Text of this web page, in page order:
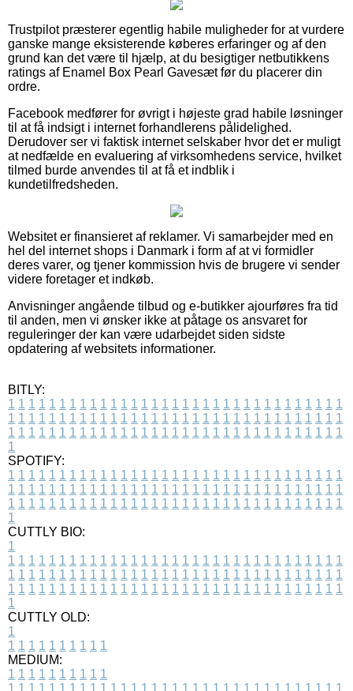
Trustpilot præsterer egentlig habile muligheder for at vurdere
ganske mange eksisterende køberes erfaringer og af den
grund kan det være til hjælp, at du besigtiger netbutikkens
ratings af Enamel Box Pearl Gavesæt før du placerer din
ordre.
Facebook medfører for øvrigt i højeste grad habile løsninger
til at få indsigt i internet forhandlerens pålidelighed.
Derudover ser vi faktisk internet selskaber hvor det er muligt
at nedfælde en evaluering af virksomhedens service, hvilket
tilmed burde anvendes til at få et indblik i
kundetilfredsheden.
Websitet er finansieret af reklamer. Vi samarbejder med en
hel del internet shops i Danmark i form af at vi formidler
deres varer, og tjener kommission hvis de brugere vi sender
videre foretager et indkøb.
Anvisninger angående tilbud og e-butikker ajourføres fra tid
til anden, men vi ønsker ikke at påtage os ansvaret for
reguleringer der kan være udarbejdet siden sidste
opdatering af websitets informationer.
BITLY:
1 1 1 1 1 1 1 1 1 1 1 1 1 1 1 1 1 1 1 1 1 1 1 1 1 1 1 1 1 1 1 1 1
1 1 1 1 1 1 1 1 1 1 1 1 1 1 1 1 1 1 1 1 1 1 1 1 1 1 1 1 1 1 1 1 1
1 1 1 1 1 1 1 1 1 1 1 1 1 1 1 1 1 1 1 1 1 1 1 1 1 1 1 1 1 1 1 1 1
1
SPOTIFY:
1 1 1 1 1 1 1 1 1 1 1 1 1 1 1 1 1 1 1 1 1 1 1 1 1 1 1 1 1 1 1 1 1
1 1 1 1 1 1 1 1 1 1 1 1 1 1 1 1 1 1 1 1 1 1 1 1 1 1 1 1 1 1 1 1 1
1 1 1 1 1 1 1 1 1 1 1 1 1 1 1 1 1 1 1 1 1 1 1 1 1 1 1 1 1 1 1 1 1
1
CUTTLY BIO:
1
1 1 1 1 1 1 1 1 1 1 1 1 1 1 1 1 1 1 1 1 1 1 1 1 1 1 1 1 1 1 1 1 1
1 1 1 1 1 1 1 1 1 1 1 1 1 1 1 1 1 1 1 1 1 1 1 1 1 1 1 1 1 1 1 1 1
1 1 1 1 1 1 1 1 1 1 1 1 1 1 1 1 1 1 1 1 1 1 1 1 1 1 1 1 1 1 1 1 1
1
CUTTLY OLD:
1
1 1 1 1 1 1 1 1 1 1
MEDIUM:
1 1 1 1 1 1 1 1 1 1
1 1 1 1 1 1 1 1 1 1 1 1 1 1 1 1 1 1 1 1 1 1 1 1 1 1 1 1 1 1 1 1 1